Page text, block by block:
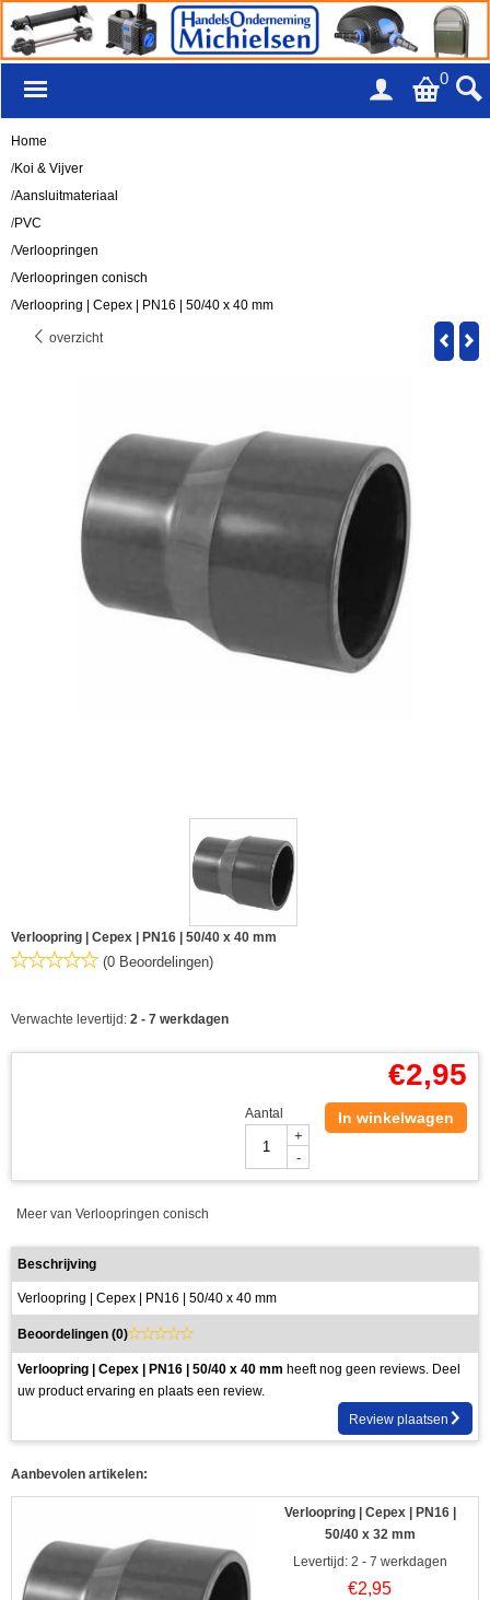
0
Home
/Koi & Vijver
/Aansluitmateriaal
/PVC
/Verloopringen
/Verloopringen conisch
/Verloopring | Cepex | PN16 | 50/40 x 40 mm
overzicht
Verloopring | Cepex | PN16 | 50/40 x 40 mm
(0 Beoordelingen)
Verwachte levertijd: 2 - 7 werkdagen
€2,95
Aantal
+
-
In winkelwagen
Meer van Verloopringen conisch
Beschrijving
Verloopring | Cepex | PN16 | 50/40 x 40 mm
Beoordelingen (0)
Verloopring | Cepex | PN16 | 50/40 x 40 mm heeft nog geen reviews. Deel
uw product ervaring en plaats een review.
Review plaatsen
Aanbevolen artikelen:
Verloopring | Cepex | PN16 |
50/40 x 32 mm
Levertijd: 2 - 7 werkdagen
€2,95